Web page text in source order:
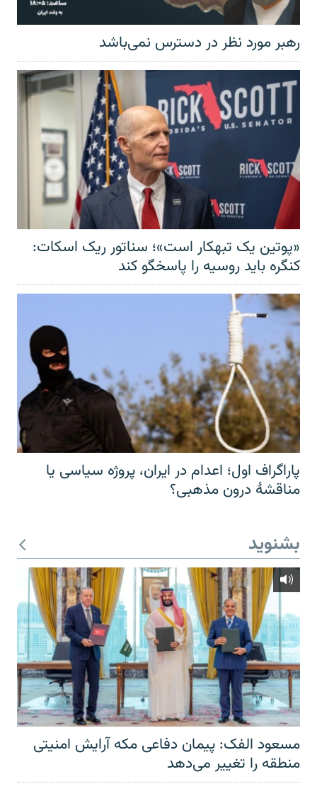
رهبر مورد نظر در دسترس نمی‌باشد
«پوتین یک تبهکار است»؛ سناتور ریک اسکات:
کنگره باید روسیه را پاسخگو کند
پاراگراف اول؛ اعدام در ایران، پروژه سیاسی یا
مناقشهٔ درون مذهبی؟
بشنوید
مسعود الفک: پیمان دفاعی مکه آرایش امنیتی
منطقه را تغییر می‌دهد